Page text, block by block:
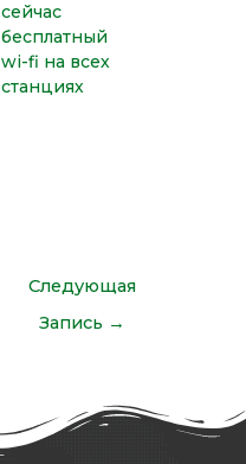
сейчас
бесплатный
wi-fi на всех
станциях
Следующая
Запись →